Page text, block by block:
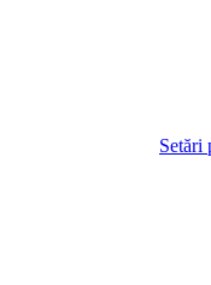
Setări